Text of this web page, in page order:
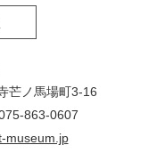
芒ノ馬場町3-16
863-0607
museum.jp